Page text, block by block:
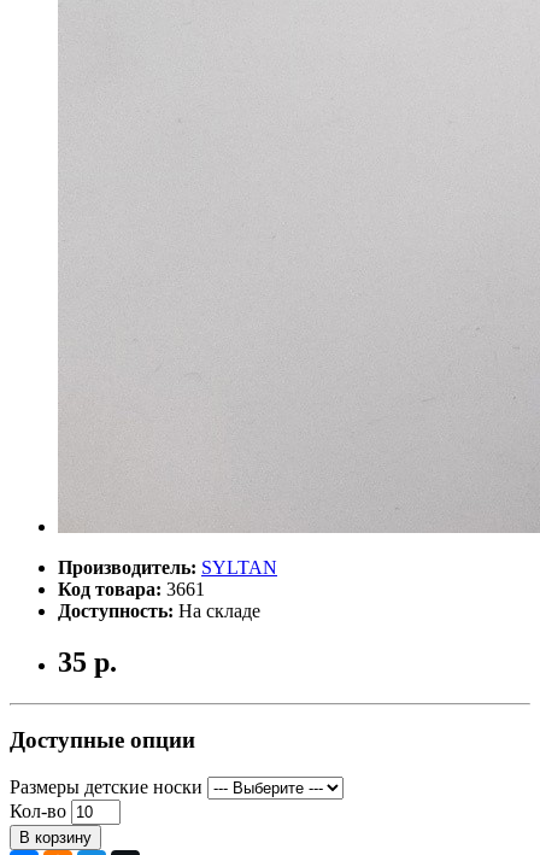
Производитель: SYLTAN
Код товара: 3661
Доступность: На складе
35 р.
Доступные опции
Размеры детские носки
Кол-во
В корзину